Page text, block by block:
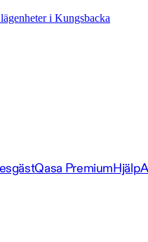
i Kungsbacka
Qasa PremiumHjälp